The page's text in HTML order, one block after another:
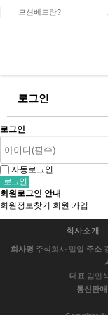
모션베드란?
로그인
로그인
자동로그인
회원로그인 안내
회원정보찾기
회원 가입
회사소개
회사명 주식회사 밀알 주소
대표 김면식
통신판